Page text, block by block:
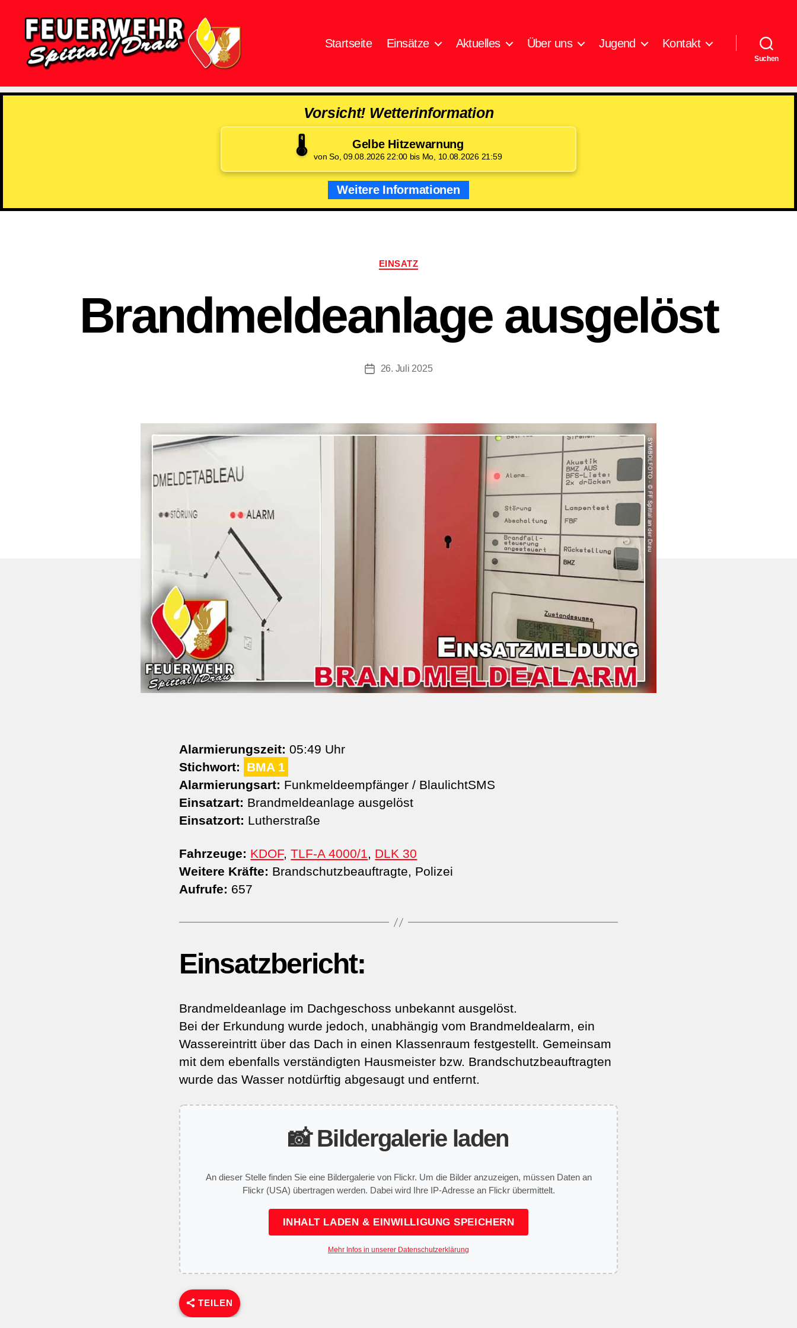
Spittal/Drau
Startseite Einsätze Aktuelles Über uns Jugend Kontakt
Suchen
Vorsicht! Wetterinformation
🌡️ Gelbe Hitzewarnung
von So, 09.08.2026 22:00 bis Mo, 10.08.2026 21:59
Weitere Informationen
Kategorien
EINSATZ
Brandmeldeanlage ausgelöst
Beitragsdatum
26. Juli 2025
Alarmierungszeit: 05:49 Uhr
Stichwort:
BMA 1
Alarmierungsart: Funkmeldeempfänger / BlaulichtSMS
Einsatzart: Brandmeldeanlage ausgelöst
Einsatzort: Lutherstraße
Fahrzeuge: KDOF,TLF-A 4000/1, DLK 30
Weitere Kräfte: Brandschutzbeauftragte, Polizei
Aufrufe: 657
Einsatzbericht:
Brandmeldeanlage im Dachgeschoss unbekannt ausgelöst.
Bei der Erkundung wurde jedoch, unabhängig vom Brandmeldealarm, ein
Wassereintritt über das Dach in einen Klassenraum festgestellt. Gemeinsam
mit dem ebenfalls verständigten Hausmeister bzw. Brandschutzbeauftragten
wurde das Wasser notdürftig abgesaugt und entfernt.
📸 Bildergalerie laden
An dieser Stelle finden Sie eine Bildergalerie von Flickr. Um die Bilder anzuzeigen, müssen Daten an
Flickr (USA) übertragen werden. Dabei wird Ihre IP-Adresse an Flickr übermittelt.
INHALT LADEN & EINWILLIGUNG SPEICHERN
Mehr Infos in unserer Datenschutzerklärung
TEILEN